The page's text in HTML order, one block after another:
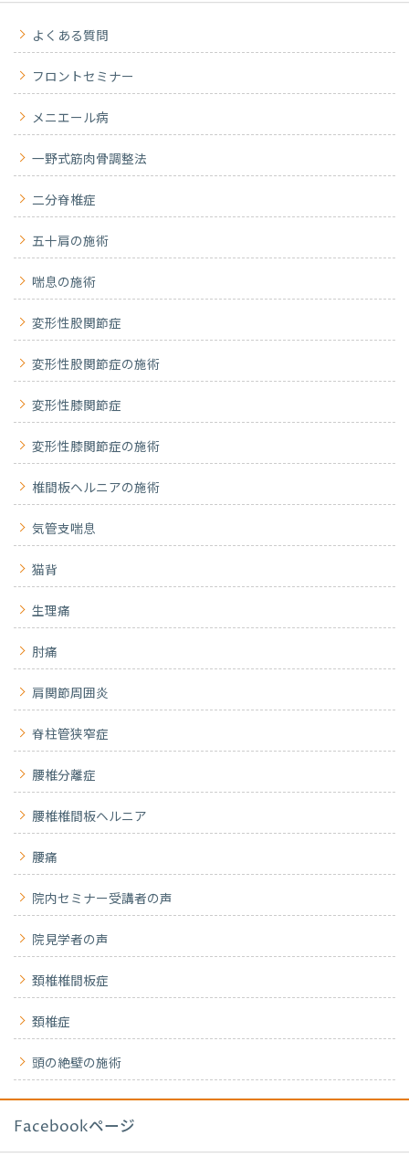
よくある質問
フロントセミナー
メニエール病
一野式筋肉骨調整法
二分脊椎症
五十肩の施術
喘息の施術
変形性股関節症
変形性股関節症の施術
変形性膝関節症
変形性膝関節症の施術
椎間板ヘルニアの施術
気管支喘息
猫背
生理痛
肘痛
肩関節周囲炎
脊柱管狭窄症
腰椎分離症
腰椎椎間板ヘルニア
腰痛
院内セミナー受講者の声
院見学者の声
頚椎椎間板症
頚椎症
頭の絶壁の施術
Facebookページ